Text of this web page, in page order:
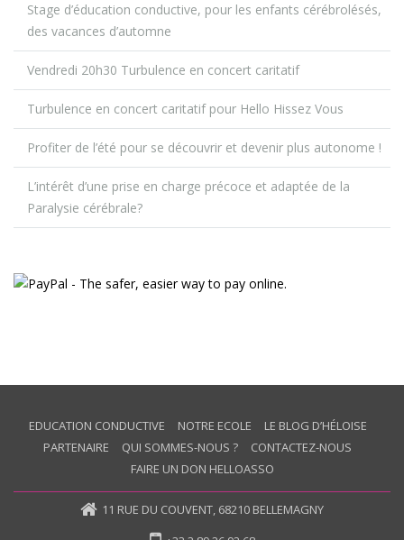
Stage d’éducation conductive, pour les enfants cérébrolésés,
des vacances d’automne
Vendredi 20h30 Turbulence en concert caritatif
Turbulence en concert caritatif pour Hello Hissez Vous
Profiter de l’été pour se découvrir et devenir plus autonome !
L’intérêt d’une prise en charge précoce et adaptée de la
Paralysie cérébrale?
EDUCATION CONDUCTIVE NOTRE ECOLE
LE BLOG D’HÉLOISE
PARTENAIRE
QUI SOMMES-NOUS ?
CONTACTEZ-NOUS
FAIRE UN DON HELLOASSO
11 RUE DU COUVENT, 68210 BELLEMAGNY